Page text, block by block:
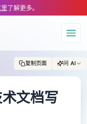
at https://
了解更多。
导航
复制页面 问 AI
文档写